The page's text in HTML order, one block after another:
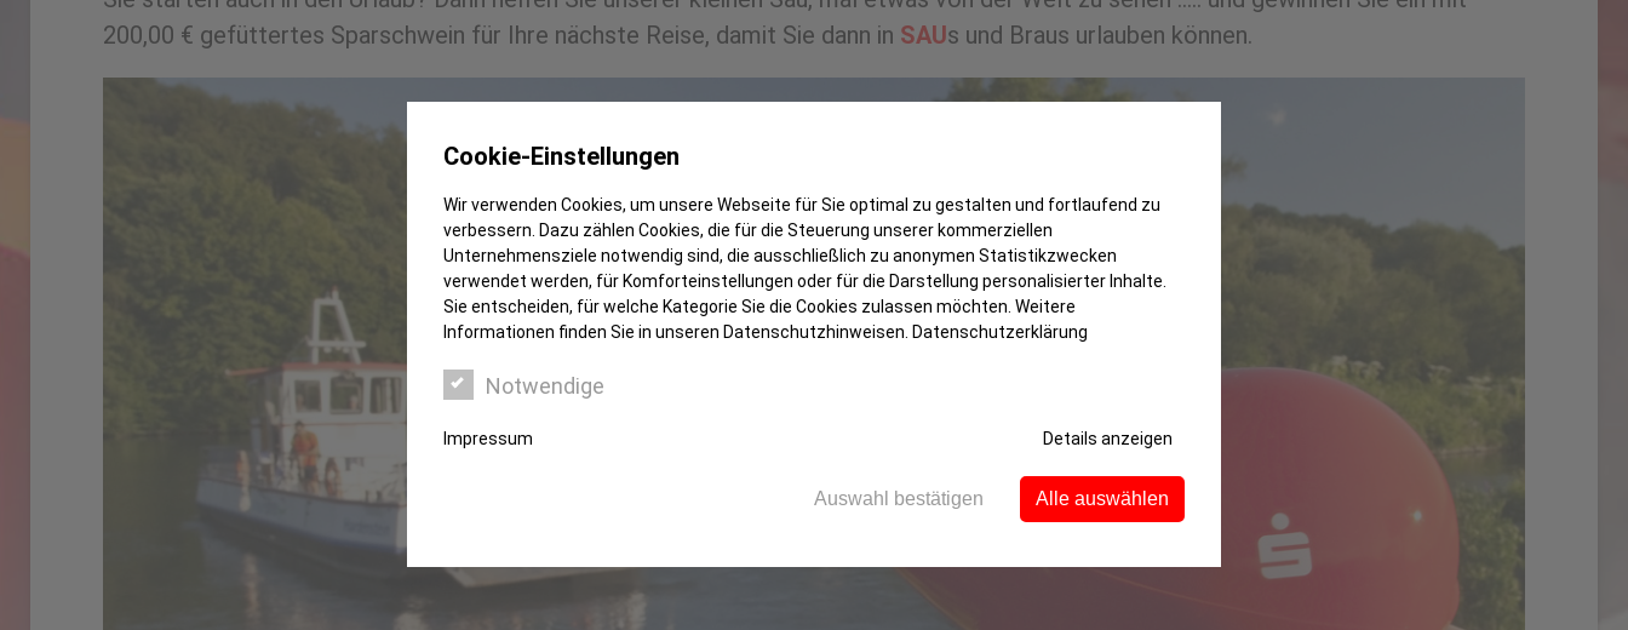
200,00 € gefüttertes Sparschwein für Ihre nächste Reise, damit Sie dann in SAUs und Braus urlauben können.
Cookie-Einstellungen
Wir verwenden Cookies, um unsere Webseite für Sie optimal zu gestalten und fortlaufend zu
verbessern. Dazu zählen Cookies, die für die Steuerung unserer kommerziellen
Unternehmensziele notwendig sind, die ausschließlich zu anonymen Statistikzwecken
verwendet werden, für Komforteinstellungen oder für die Darstellung personalisierter Inhalte.
Sie entscheiden, für welche Kategorie Sie die Cookies zulassen möchten. Weitere
Informationen finden Sie in unseren Datenschutzhinweisen. Datenschutzerklärung
Notwendige
Impressum Details anzeigen
Auswahl bestätigen Alle auswählen